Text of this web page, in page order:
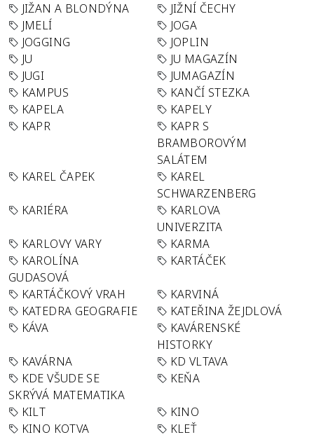
JIŽAN A BLONDÝNA
JIŽNÍ ČECHY
JMELÍ
JOGA
JOGGING
JOPLIN
JU
JU MAGAZÍN
JUGI
JUMAGAZÍN
KAMPUS
KANČÍ STEZKA
KAPELA
KAPELY
KAPR
KAPR S
BRAMBOROVÝM
SALÁTEM
KAREL ČAPEK
KAREL
SCHWARZENBERG
KARIÉRA
KARLOVA
UNIVERZITA
KARLOVY VARY
KARMA
KAROLÍNA
GUDASOVÁ
KARTÁČEK
KARTÁČKOVÝ VRAH
KARVINÁ
KATEDRA GEOGRAFIE
KATEŘINA ŽEJDLOVÁ
KÁVA
KAVÁRENSKÉ
HISTORKY
KAVÁRNA
KD VLTAVA
KDE VŠUDE SE
SKRÝVÁ MATEMATIKA
KEŇA
KILT
KINO
KINO KOTVA
KLEŤ